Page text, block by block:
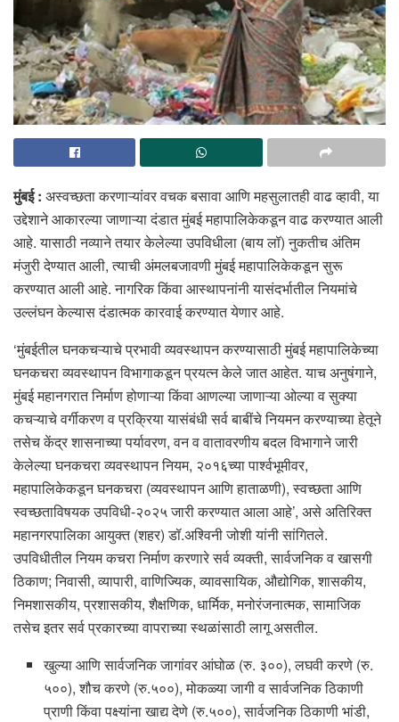
मुंबई : अस्वच्छता करणाऱ्यांवर वचक बसावा आणि महसुलातही वाढ व्हावी, या
उद्देशाने आकारल्या जाणाऱ्या दंडात मुंबई महापालिकेकडून वाढ करण्यात आली
आहे. यासाठी नव्याने तयार केलेल्या उपविधीला (बाय लॉ) नुकतीच अंतिम
मंजुरी देण्यात आली, त्याची अंमलबजावणी मुंबई महापालिकेकडून सुरू
करण्यात आली आहे. नागरिक किंवा आस्थापनांनी यासंदर्भातील नियमांचे
उल्लंघन केल्यास दंडात्मक कारवाई करण्यात येणार आहे.
‘मुंबईतील घनकचऱ्याचे प्रभावी व्यवस्थापन करण्यासाठी मुंबई महापालिकेच्या
घनकचरा व्यवस्थापन विभागाकडून प्रयत्न केले जात आहेत. याच अनुषंगाने,
मुंबई महानगरात निर्माण होणाऱ्या किंवा आणल्या जाणाऱ्या ओल्या व सुक्या
कचऱ्याचे वर्गीकरण व प्रक्रिया यासंबंधी सर्व बाबींचे नियमन करण्याच्या हेतूने
तसेच केंद्र शासनाच्या पर्यावरण, वन व वातावरणीय बदल विभागाने जारी
केलेल्या घनकचरा व्यवस्थापन नियम, २०१६च्या पार्श्वभूमीवर,
महापालिकेकडून घनकचरा (व्यवस्थापन आणि हाताळणी), स्वच्छता आणि
स्वच्छताविषयक उपविधी-२०२५ जारी करण्यात आला आहे’, असे अतिरिक्त
महानगरपालिका आयुक्त (शहर) डॉ.अश्विनी जोशी यांनी सांगितले.
उपविधीतील नियम कचरा निर्माण करणारे सर्व व्यक्ती, सार्वजनिक व खासगी
ठिकाण; निवासी, व्यापारी, वाणिज्यिक, व्यावसायिक, औद्योगिक, शासकीय,
निमशासकीय, प्रशासकीय, शैक्षणिक, धार्मिक, मनोरंजनात्मक, सामाजिक
तसेच इतर सर्व प्रकारच्या वापराच्या स्थळांसाठी लागू असतील.
खुल्या आणि सार्वजनिक जागांवर आंघोळ (रु. ३००), लघवी करणे (रु.
५००), शौच करणे (रु.५००), मोकळ्या जागी व सार्वजनिक ठिकाणी
प्राणी किंवा पक्ष्यांना खाद्य देणे (रु.५००), सार्वजनिक ठिकाणी भांडी,